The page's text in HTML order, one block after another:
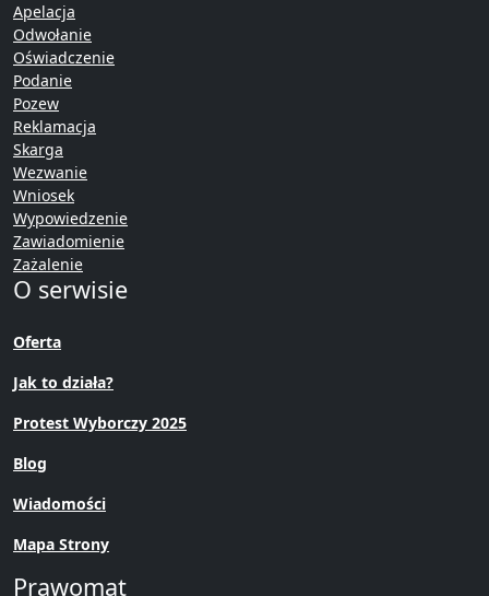
Apelacja
Odwołanie
Oświadczenie
Podanie
Pozew
Reklamacja
Skarga
Wezwanie
Wniosek
Wypowiedzenie
Zawiadomienie
Zażalenie
O serwisie
Oferta
Jak to działa?
Protest Wyborczy 2025
Blog
Wiadomości
Mapa Strony
Prawomat